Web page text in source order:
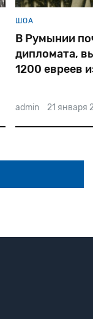
память
черновицкого